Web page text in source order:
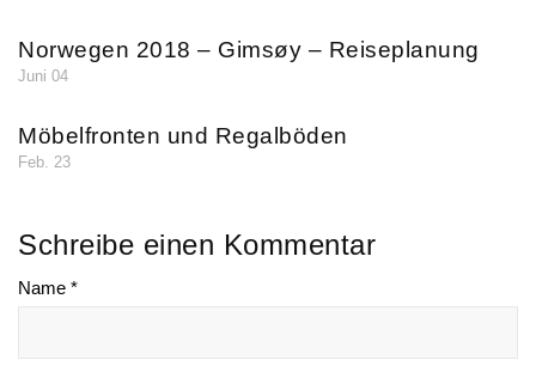
Norwegen 2018 – Gimsøy – Reiseplanung
Juni 04
Möbelfronten und Regalböden
Feb. 23
Schreibe einen Kommentar
Name *